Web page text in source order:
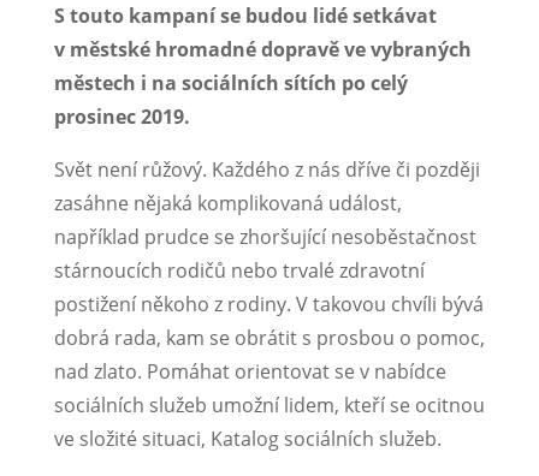
S touto kampaní se budou lidé setkávat
v městské hromadné dopravě ve vybraných
městech i na sociálních sítích po celý
prosinec 2019.
Svět není růžový. Každého z nás dříve či později
zasáhne nějaká komplikovaná událost,
například prudce se zhoršující nesoběstačnost
stárnoucích rodičů nebo trvalé zdravotní
postižení někoho z rodiny. V takovou chvíli bývá
dobrá rada, kam se obrátit s prosbou o pomoc,
nad zlato. Pomáhat orientovat se v nabídce
sociálních služeb umožní lidem, kteří se ocitnou
ve složité situaci, Katalog sociálních služeb.